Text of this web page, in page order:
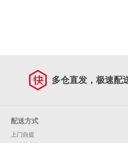
多仓直发，极速配
配送方式
上门自提